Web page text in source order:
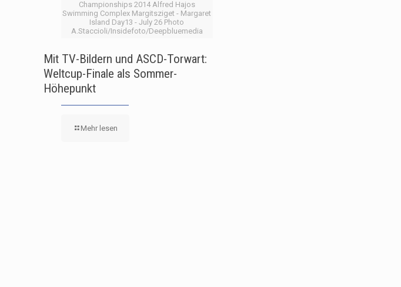
Championships 2014 Alfred Hajos
Swimming Complex Margitsziget - Margaret
Island Day13 - July 26 Photo
A.Staccioli/Insidefoto/Deepbluemedia
Mit TV-Bildern und ASCD-Torwart:
Weltcup-Finale als Sommer-
Höhepunkt
Mehr lesen